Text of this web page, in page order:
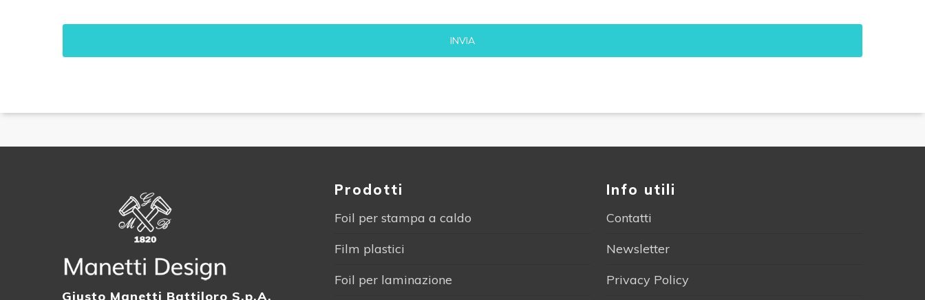
Giusto Manetti Battiloro S.p.A.
Prodotti
Foil per stampa a caldo
Film plastici
Foil per laminazione
Info utili
Contatti
Newsletter
Privacy Policy